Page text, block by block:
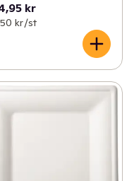
kr
kr /st